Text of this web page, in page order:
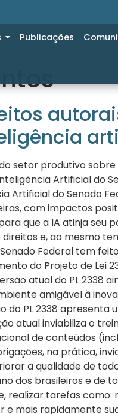
Publicações
setor produtivo
Artificial do
Artificial do Senado
com impactos
que a IA atinja seu
e, ao mesmo
Federal tem
do Projeto de Lei
atual do PL 2338
amigável à
PL 2338 apresenta
atual inviabiliza o
de conteúdos
na prática,
a qualidade de
dos brasileiros e de
realizar tarefas
mais rapidamente